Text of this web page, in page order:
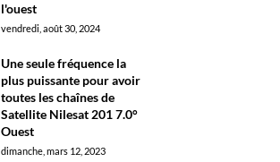
l'ouest
vendredi, août 30, 2024
Une seule fréquence la
plus puissante pour avoir
toutes les chaînes de
Satellite Nilesat 201 7.0°
Ouest
dimanche, mars 12, 2023